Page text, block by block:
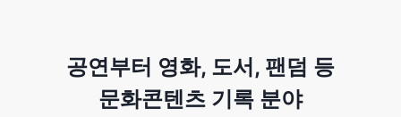
공연부터 영화, 도서, 팬덤 등
문화콘텐츠 기록 분야